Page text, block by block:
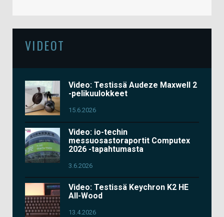
VIDEOT
Video: Testissä Audeze Maxwell 2
-pelikuulokkeet
15.6.2026
Video: io-techin
messuosastoraportit Computex
2026 -tapahtumasta
3.6.2026
Video: Testissä Keychron K2 HE
All-Wood
13.4.2026